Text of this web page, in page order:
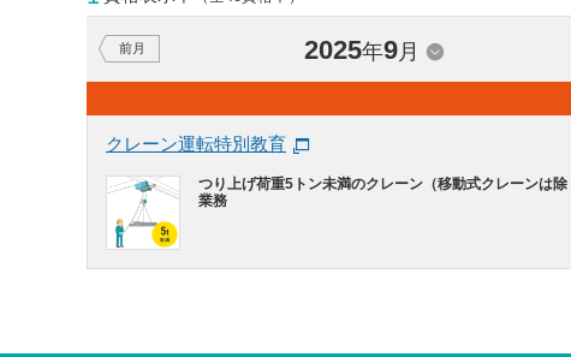
前月 2025年9月
クレーン運転特別教育
つり上げ荷重5トン未満のクレーン（移動式クレーンは
業務